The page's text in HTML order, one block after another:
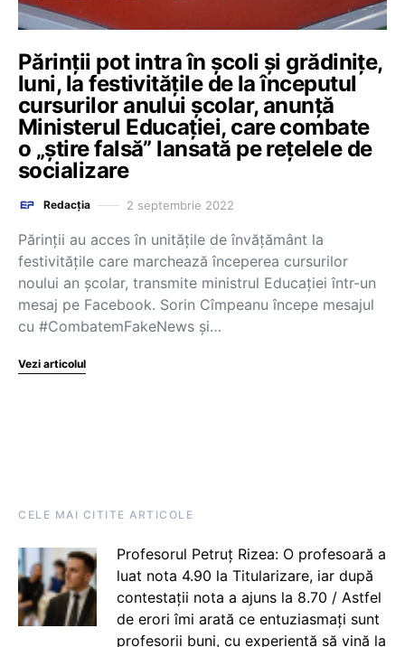
Părinții pot intra în școli și grădinițe,
luni, la festivitățile de la începutul
cursurilor anului școlar, anunță
Ministerul Educației, care combate
o „știre falsă” lansată pe rețelele de
socializare
Redacția 2 septembrie 2022
Părinții au acces în unitățile de învățământ la
festivitățile care marchează începerea cursurilor
noului an școlar, transmite ministrul Educației într-un
mesaj pe Facebook. Sorin Cîmpeanu începe mesajul
cu #CombatemFakeNews și…
Vezi articolul
CELE MAI CITITE ARTICOLE
Profesorul Petruț Rizea: O profesoară a
luat nota 4.90 la Titularizare, iar după
contestații nota a ajuns la 8.70 / Astfel
de erori îmi arată ce entuziasmați sunt
profesorii buni, cu experiență să vină la